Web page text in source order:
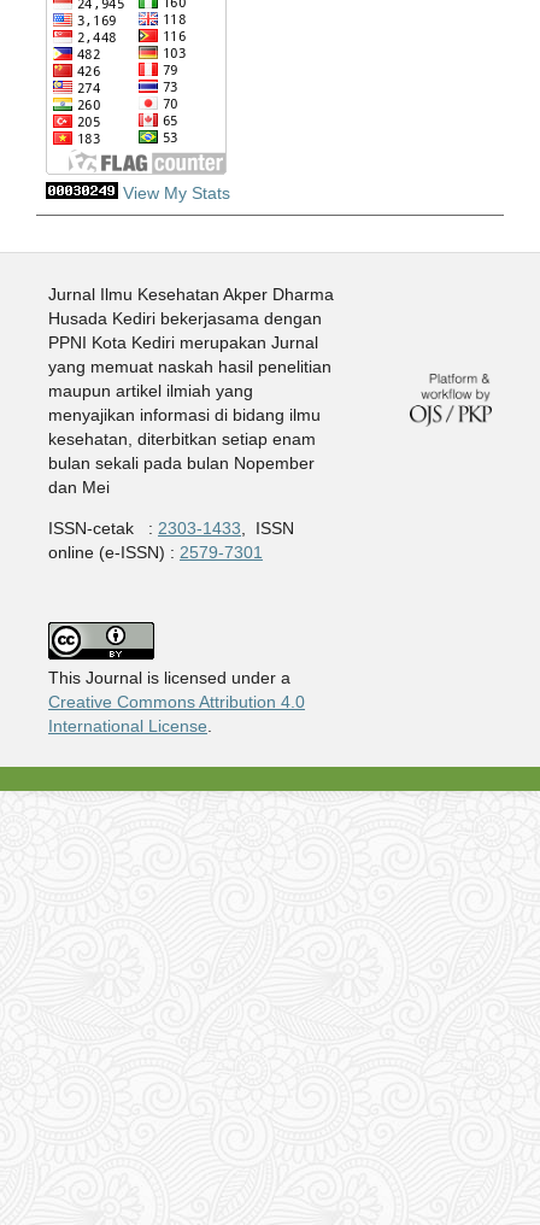
View My Stats
Jurnal Ilmu Kesehatan Akper Dharma
Husada Kediri bekerjasama dengan
PPNI Kota Kediri merupakan Jurnal
yang memuat naskah hasil penelitian
maupun artikel ilmiah yang
menyajikan informasi di bidang ilmu
kesehatan, diterbitkan setiap enam
bulan sekali pada bulan Nopember
dan Mei
ISSN-cetak : 2303-1433 , ISSN
online (e-ISSN) : 2579-7301
This Journal is licensed under a
Creative Commons Attribution 4.0
International License